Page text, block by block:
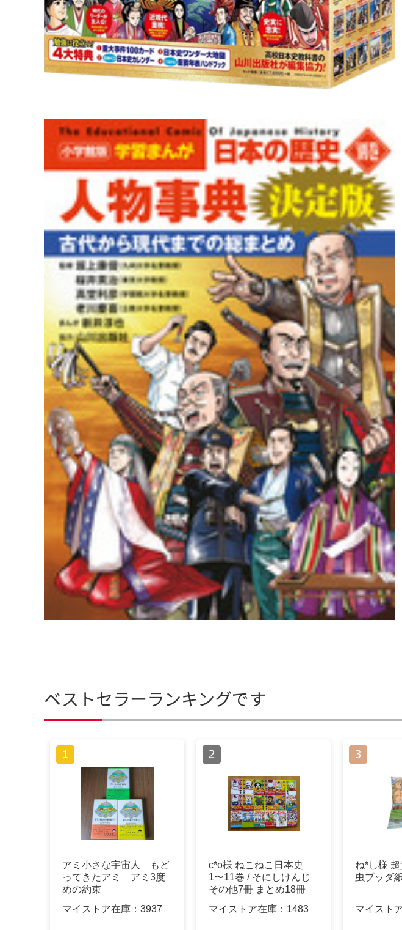
ベストセラーランキングです
アミ小さな宇宙人 もど
ってきたアミ アミ3度
めの約束
マイストア在庫： 3937
c*o様 ねこねこ日本史
1〜11巻 / そにしけんじ
その他7冊 まとめ18冊
マイストア在庫： 1483
ね*し様
虫ブッダ
マイスト